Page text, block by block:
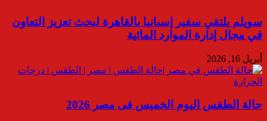
سويلم يلتقي سفير إسبانيا بالقاهرة لبحث تعزيز التعاون
في مجال إدارة الموارد المائية
أبريل 16, 2026
حالة الطقس اليوم الخميس فى مصر 2026